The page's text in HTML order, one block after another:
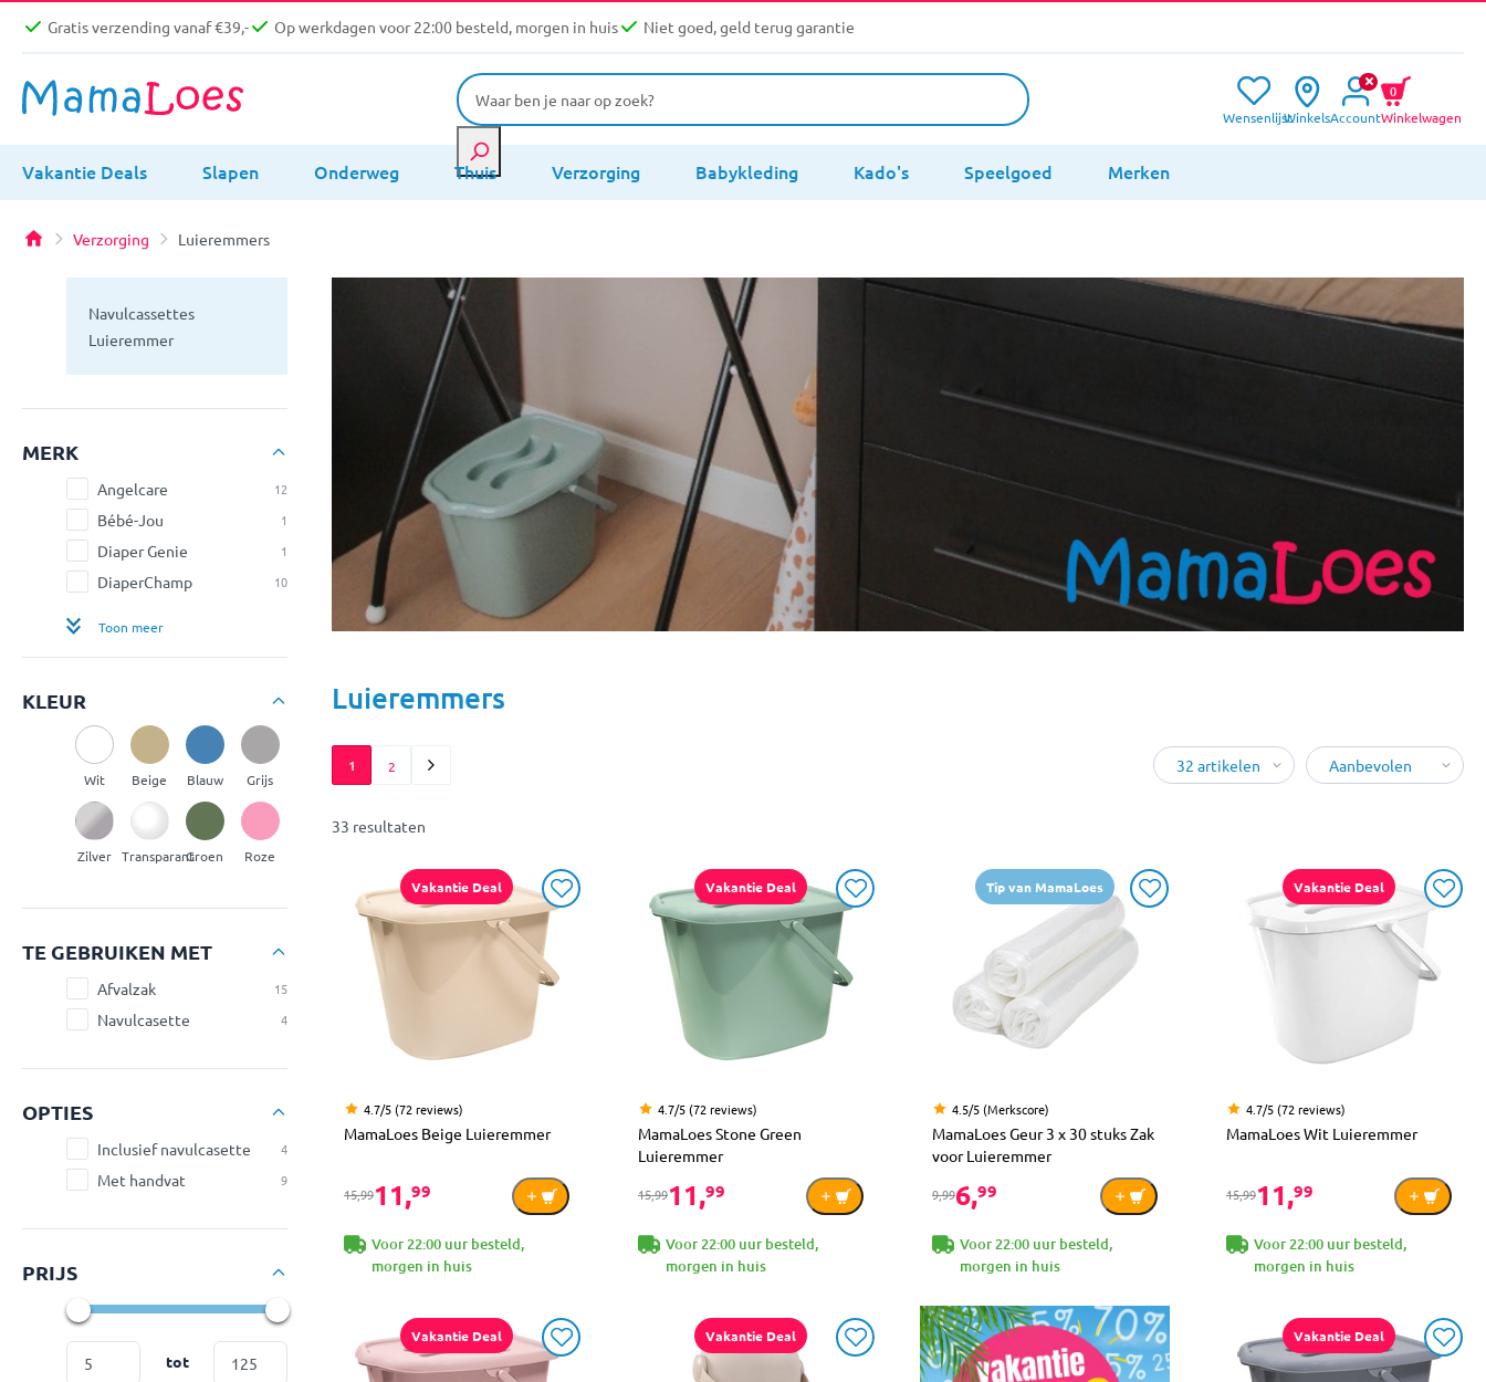
Gratis verzending vanaf €39,- Op werkdagen voor 22:00 besteld, morgen in huis Niet goed, geld terug garantie
WensenlijstWinkelsAccountWinkelwagen
0
Vakantie Deals Slapen Onderweg Thuis Verzorging Babykleding Kado's Speelgoed Merken
Verzorging Luieremmers
Navulcassettes
Luieremmer
MERK
Angelcare 12
Bébé-Jou 1
Diaper Genie 1
DiaperChamp 10
Toon meer
KLEUR
Wit Beige Blauw Grijs
Zilver TransparantGroen Roze
TE GEBRUIKEN MET
Afvalzak 15
Navulcasette 4
OPTIES
Inclusief navulcasette 4
Met handvat 9
PRIJS
tot
Luieremmers
1 2
33 resultaten
Vakantie Deal
4.7/5 (72 reviews)
MamaLoes Beige Luieremmer
15,9911,99
Voor 22:00 uur besteld,
morgen in huis
Vakantie Deal
4.7/5 (72 reviews)
MamaLoes Stone Green
Luieremmer
15,9911,99
Voor 22:00 uur besteld,
morgen in huis
Tip van MamaLoes
4.5/5 (Merkscore)
MamaLoes Geur 3 x 30 stuks Zak
voor Luieremmer
9,996,99
Voor 22:00 uur besteld,
morgen in huis
Vakantie Deal
4.7/5 (72 reviews)
MamaLoes Wit Luieremmer
15,9911,99
Voor 22:00 uur besteld,
morgen in huis
Vakantie Deal Vakantie Deal Vakantie Deal